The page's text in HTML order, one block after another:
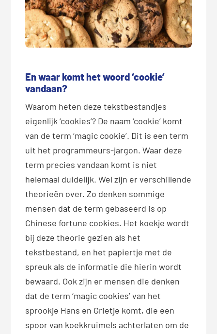
En waar komt het woord ‘cookie’
vandaan?
Waarom heten deze tekstbestandjes
eigenlijk ‘cookies’? De naam ‘cookie’ komt
van de term ‘magic cookie’. Dit is een term
uit het programmeurs-jargon. Waar deze
term precies vandaan komt is niet
helemaal duidelijk. Wel zijn er verschillende
theorieën over. Zo denken sommige
mensen dat de term gebaseerd is op
Chinese fortune cookies. Het koekje wordt
bij deze theorie gezien als het
tekstbestand, en het papiertje met de
spreuk als de informatie die hierin wordt
bewaard. Ook zijn er mensen die denken
dat de term ‘magic cookies’ van het
sprookje Hans en Grietje komt, die een
spoor van koekkruimels achterlaten om de